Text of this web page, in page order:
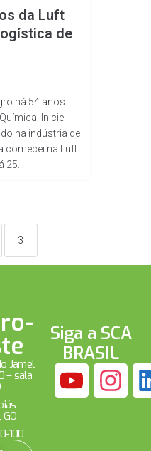
da Luft
de
há 54 anos.
Iniciei
na indústria de
comecei na Luft
25...
3
Jamel
– sala
–
GO
100
Siga a SCA
BRASIL